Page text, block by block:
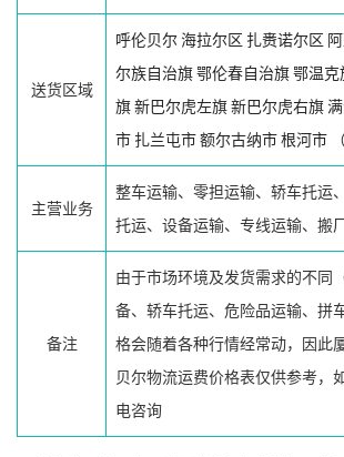
送货区域
呼伦贝尔海拉尔区 扎赉诺尔区
尔族自治旗鄂伦春自治旗鄂温克
旗新巴尔虎左旗新巴尔虎右旗
市 扎兰屯市额尔古纳市根河市
主营业务
整车运输、零担运输、轿车托运
托运、设备运输、专线运输、搬
备注
由于市场环境及发货需求的不同
备、轿车托运、危险品运输、拼
格会随着各种行情经常动，因此
贝尔物流运费价格表仅供参考，
电咨询